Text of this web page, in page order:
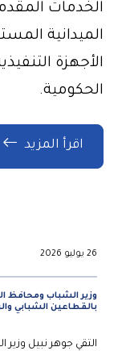
الخدمات
الميدانية
الأجهزة
الحكومية.
اقرأ المزيد
26 يوليو 2026
وزير الشباب ومحافظ
بالقطاعين الشبابي
التقي جوهر نبيل وزير